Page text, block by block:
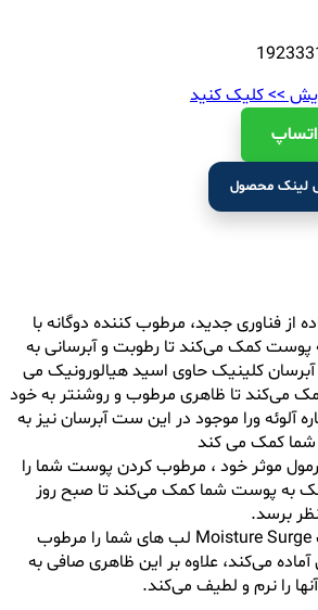
>> کلیک کنید
لینک محصول
از فناوری جدید، مرطوب کننده دوگانه با
پوست کمک می‌کند تا رطوبت و آبرسانی به
کلینیک حاوی اسید هیالورونیک می
باشد و به پوست شما کمک می‌کند تا ظاهری مرطوب و روشن‎تر به خود
آلوئه ورا موجود در این ست آبرسان نیز به
کمک می کند
موثر خود ، مرطوب کردن پوست شما را
به پوست شما کمک می‌کند تا صبح روز
برسد.
بالم لب آبرسان کلینیک Moisture Surge لب های شما را مرطوب
آماده می‌کند، علاوه بر این ظاهری صافی به
را نرم و لطیف می‌کند.